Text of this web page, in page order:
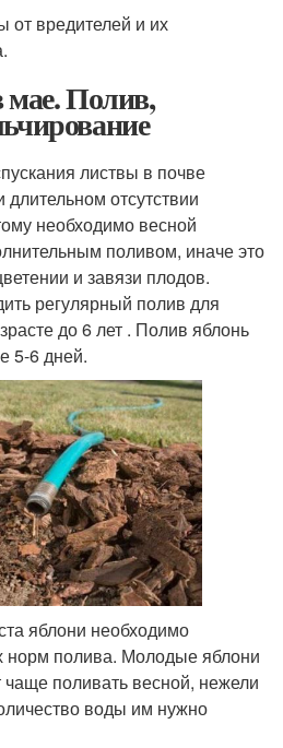
от вредителей и их
Полив,
листвы в почве
длительном отсутствии
необходимо весной
поливом, иначе это
и завязи плодов.
регулярный полив для
до 6 лет . Полив яблонь
5-6 дней.
яблони необходимо
норм полива. Молодые яблони
чаще поливать весной, нежели
воды им нужно